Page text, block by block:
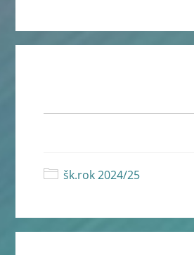
šk.rok 2024/25